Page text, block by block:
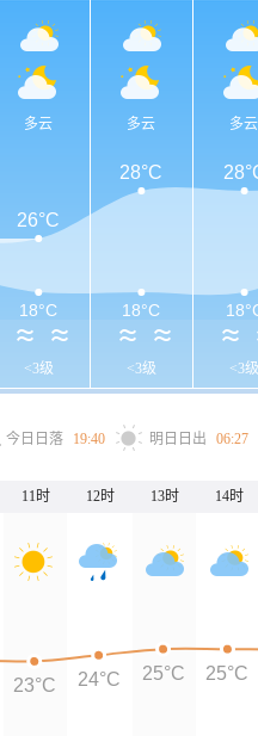
多云
<3级
多云
<3级
多云
<3级
26°C
28°C
18°C
18°C
今日日落 19:40 明日日出 06:27
11时 12时 13时 14时
23°C 24°C 25°C 25°C